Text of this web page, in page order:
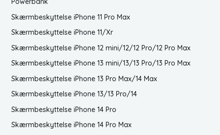
Skærmbeskyttelse iPhone 11 Pro Max
Skærmbeskyttelse iPhone 11/Xr
Skærmbeskyttelse iPhone 12 mini/12/12 Pro/12 Pro Max
Skærmbeskyttelse iPhone 13 mini/13/13 Pro/13 Pro Max
Skærmbeskyttelse iPhone 13 Pro Max/14 Max
Skærmbeskyttelse iPhone 13/13 Pro/14
Skærmbeskyttelse iPhone 14 Pro
Skærmbeskyttelse iPhone 14 Pro Max